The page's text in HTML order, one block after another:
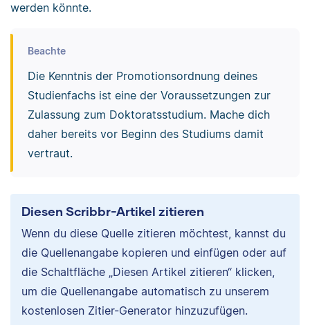
werden könnte.
Beachte
Die Kenntnis der Promotionsordnung deines
Studienfachs ist eine der Voraussetzungen zur
Zulassung zum Doktoratsstudium. Mache dich
daher bereits vor Beginn des Studiums damit
vertraut.
Diesen Scribbr-Artikel zitieren
Wenn du diese Quelle zitieren möchtest, kannst du
die Quellenangabe kopieren und einfügen oder auf
die Schaltfläche „Diesen Artikel zitieren“ klicken,
um die Quellenangabe automatisch zu unserem
kostenlosen Zitier-Generator hinzuzufügen.